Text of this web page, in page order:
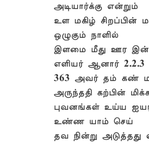
அடியார்க்கு என்றும்
உள மகிழ் சிறப்பின்
ஒழுகும் நாளில்
இளமை மீது ஊர
எளியர் ஆனார் 2.2.3
363 அவர் தம் கண்
அருந்ததி கற்பின்
புவனங்கள் உய்ய
உண்ண யாம் செய்
தவ நின்று